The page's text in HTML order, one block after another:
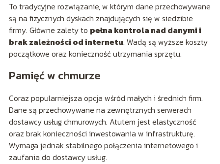
To tradycyjne rozwiązanie, w którym dane przechowywane
są na fizycznych dyskach znajdujących się w siedzibie
firmy. Główne zalety to pełna kontrola nad danymi i
brak zależności od internetu. Wadą są wyższe koszty
początkowe oraz konieczność utrzymania sprzętu.
Pamięć w chmurze
Coraz popularniejsza opcja wśród małych i średnich firm.
Dane są przechowywane na zewnętrznych serwerach
dostawcy usług chmurowych. Atutem jest elastyczność
oraz brak konieczności inwestowania w infrastrukturę.
Wymaga jednak stabilnego połączenia internetowego i
zaufania do dostawcy usług.